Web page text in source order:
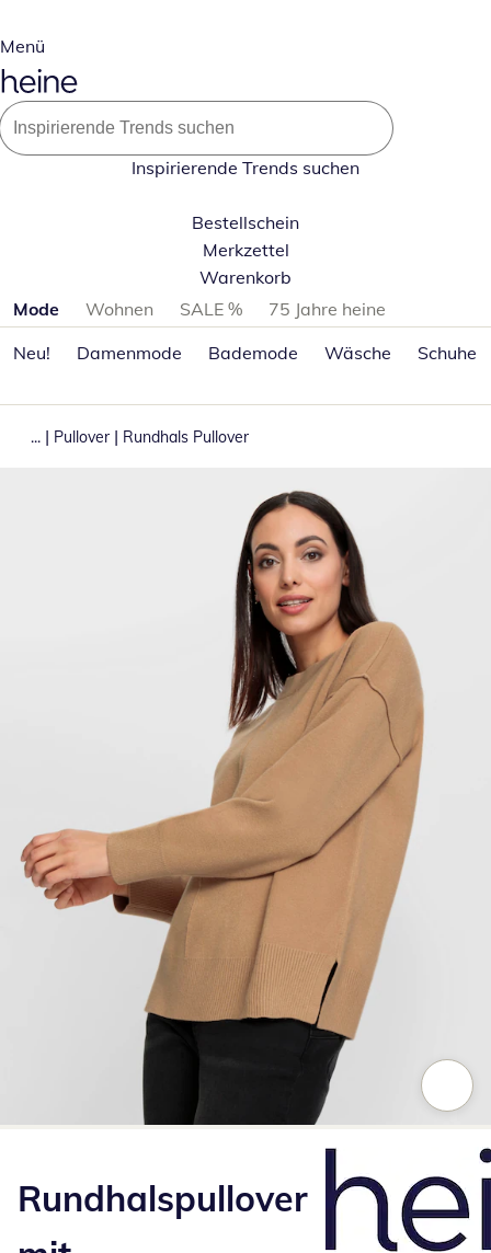
Menü
Inspirierende Trends suchen
Bestellschein
Merkzettel
Warenkorb
Produktkategorien überspringen
Mode Wohnen SALE %
75 Jahre heine
Neu!
Damenmode Bademode Wäsche Schuhe
... | Pullover | Rundhals Pullover
Rundhalspullover